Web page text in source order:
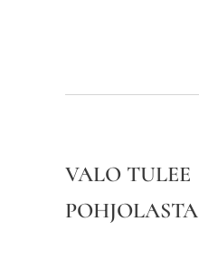
VALO TULEE
POHJOLASTA